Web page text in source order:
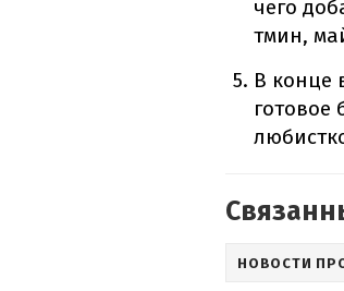
чего
тмин,
В конце
НОВОСТИ